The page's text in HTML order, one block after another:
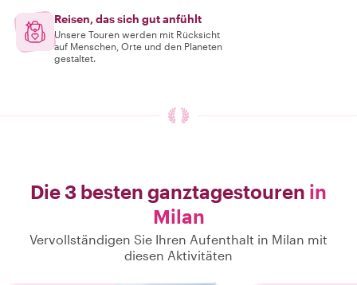
Reisen, das sich gut anfühlt
Unsere Touren werden mit Rücksicht
auf Menschen, Orte und den Planeten
gestaltet.
Die 3 besten ganztagestouren in
Milan
Vervollständigen Sie Ihren Aufenthalt in Milan mit
diesen Aktivitäten